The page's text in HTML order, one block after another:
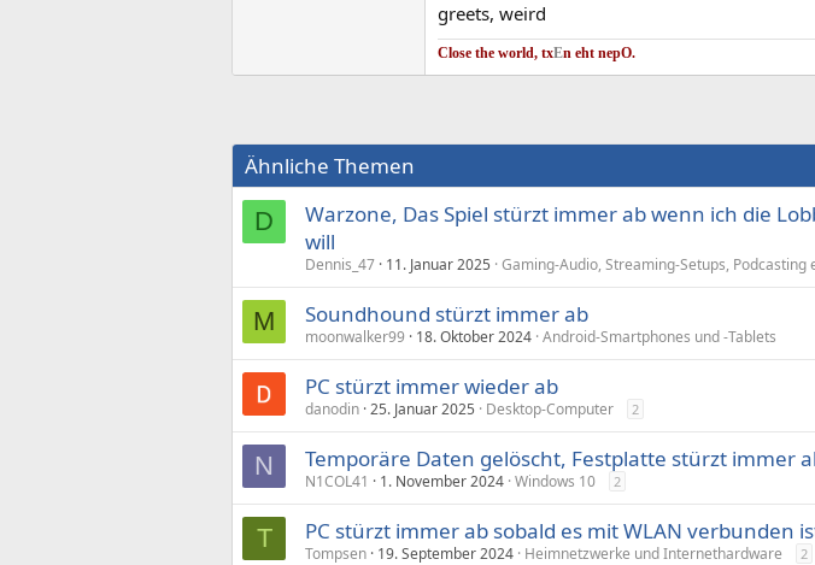
greets, weird
Close the world, txEn eht nepO.
Ähnliche Themen
D
Warzone, Das Spiel stürzt immer ab wenn ich die
will
Dennis_47 11. Januar 2025 Gaming-Audio, Streaming-Setups, Podcasting
M Soundhound stürzt immer ab
moonwalker99 18. Oktober 2024 Android-Smartphones und -Tablets
PC stürzt immer wieder ab
danodin 25. Januar 2025 Desktop-Computer 2
N Temporäre Daten gelöscht, Festplatte stürzt immer
N1COL41 1. November 2024 Windows 10 2
T PC stürzt immer ab sobald es mit WLAN verbunden
Tompsen 19. September 2024 Heimnetzwerke und Internethardware 2